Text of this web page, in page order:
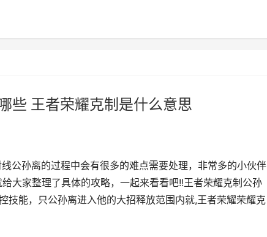
些 王者荣耀克制是什么意思
公孙离的过程中会有很多的难点需要处理，非常多的小伙伴
大家整理了具体的攻略，一起来看看吧!!王者荣耀克制公孙
，只公孙离进入他的大招释放范围内就,王者荣耀荣耀克